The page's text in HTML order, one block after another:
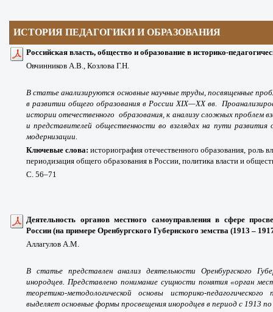
ИСТОРИЯ ПЕДАГОГИКИ И ОБРАЗОВАНИЯ
Российская власть, общество и образование в историко-
Овчинников А.В., Козлова Г.Н.
В статье анализируются основные научные труды, посвященные
в развитии общего образования в России ХIХ—ХХ вв.
истории отечественного образования, к анализу сложных проблем
и представителей общественности во взглядах на пути развития
модернизации.
Ключевые слова:историография отечественного образования, роль
периодизация общего образования в России, политика власти и
С. 56–71
Деятельность органов местного самоуправления в сфере
России (на примере Оренбургского Губернского земства (1913 –
Аллагулов А.М.
В статье представлен анализ деятельности Оренбургского
инородцев. Представлено понимание сущности понятия «орган
теоретико-методологической основы историко-
выделяет основные формы просвещения инородцев в период с 1913